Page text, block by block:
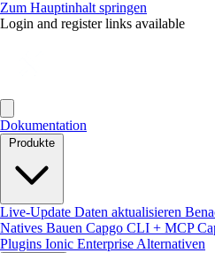
Zum Hauptinhalt springen
Login and register links available
Dokumentation
Produkte
Live-Update Daten aktualisieren
Natives Bauen Capgo CLI + MCP
Plugins Ionic Enterprise Alternativen